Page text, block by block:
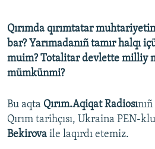
RFE/RS bütün saytları
Qırımda qırımtatar
bar? Yarımadanıñ tamır halqı
muim? Totalitar devlette milliy
mümkünmi?
Bu aqta Qırım.Aqiqat Radiosı
Qırım tarihçısı, Ukraina PEN-
Bekirova ile laqırdı etemiz.